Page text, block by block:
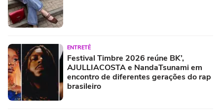
ENTRETÊ
Festival Timbre 2026 reúne BK’,
AJULLIACOSTA e NandaTsunami em
encontro de diferentes gerações do rap
brasileiro